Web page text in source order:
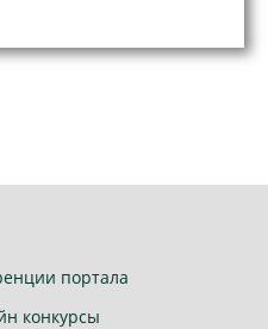
портала
конкурсы